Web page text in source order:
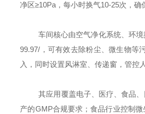
净区≥10Pa，每小时换气10-25次，确
车间核心由空气净化系统、环
99.97/ ，可有效去除粉尘、微生物
入，同时设置风淋室、传递窗，管控
其应用覆盖电子、医疗、食品
产的GMP合规要求；食品行业控制